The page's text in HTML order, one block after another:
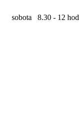
sobota 8.30 - 12 hod